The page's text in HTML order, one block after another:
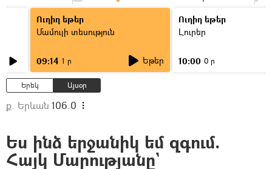
Ուղիղ եթեր
Մամուլի տեսություն
09:14 1 ր Եթեր
Ուղիղ եթեր
Լուրեր
10:00 0 ր
Երեկ Այսօր
ք. Երևան 106.0
Ես ինձ երջանիկ եմ զգում.
Հայկ Մարությանը`